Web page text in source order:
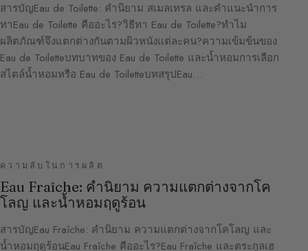
สารบัญEau de Toilette: คำนิยาม สเมลเทรล และคำแนะนำการ
ทาEau de Toilette คืออะไร?วิธีทา Eau de Toilette?ทำไม
ผลิตภัณฑ์จึงแตกต่างกันตามผิวหนังแต่ละคน?ความเข้มข้นของ
Eau de Toiletteบทบาทของ Eau de Toilette และน้ำหอมการเลือก
สไตล์น้ำหอมหรือ Eau de ToiletteบทสรุปEau…
ความลับในการผลิต
Eau Fraîche: คำนิยาม ความแตกต่างจากโค
โลญ และน้ำหอมฤดูร้อน
สารบัญEau Fraîche: คำนิยาม ความแตกต่างจากโคโลญ และ
น้ำหอมฤดูร้อนEau Fraîche คืออะไร?Eau Fraîche และตระกูลเฮ